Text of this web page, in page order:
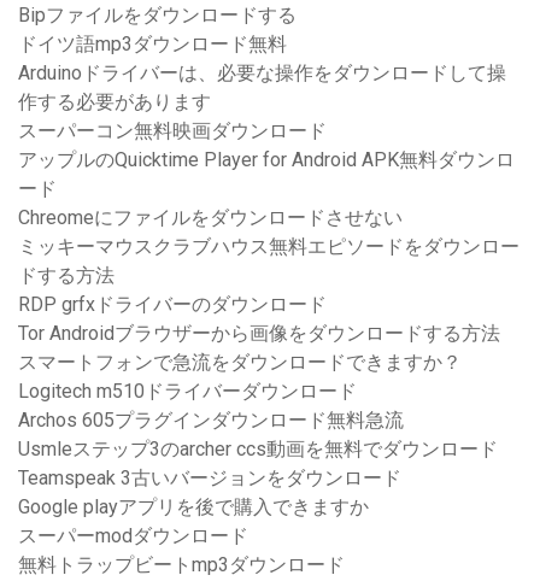
Bipファイルをダウンロードする
ドイツ語mp3ダウンロード無料
Arduinoドライバーは、必要な操作をダウンロードして操
作する必要があります
スーパーコン無料映画ダウンロード
アップルのQuicktime Player for Android APK無料ダウンロ
ード
Chreomeにファイルをダウンロードさせない
ミッキーマウスクラブハウス無料エピソードをダウンロー
ドする方法
RDP grfxドライバーのダウンロード
Tor Androidブラウザーから画像をダウンロードする方法
スマートフォンで急流をダウンロードできますか？
Logitech m510ドライバーダウンロード
Archos 605プラグインダウンロード無料急流
Usmleステップ3のarcher ccs動画を無料でダウンロード
Teamspeak 3古いバージョンをダウンロード
Google playアプリを後で購入できますか
スーパーmodダウンロード
無料トラップビートmp3ダウンロード